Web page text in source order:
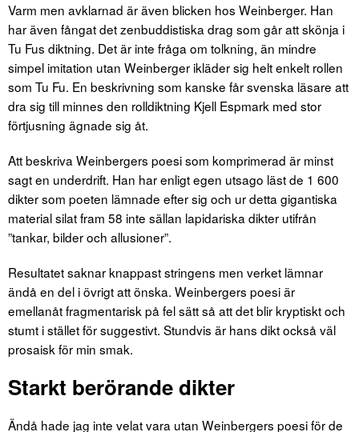
Varm men avklarnad är även blicken hos Weinberger. Han
har även fångat det zenbuddistiska drag som går att skönja i
Tu Fus diktning. Det är inte fråga om tolkning, än mindre
simpel imitation utan Weinberger ikläder sig helt enkelt rollen
som Tu Fu. En beskrivning som kanske får svenska läsare att
dra sig till minnes den rolldiktning Kjell Espmark med stor
förtjusning ägnade sig åt.
Att beskriva Weinbergers poesi som komprimerad är minst
sagt en underdrift. Han har enligt egen utsago läst de 1 600
dikter som poeten lämnade efter sig och ur detta gigantiska
material silat fram 58 inte sällan lapidariska dikter utifrån
”tankar, bilder och allusioner”.
Resultatet saknar knappast stringens men verket lämnar
ändå en del i övrigt att önska. Weinbergers poesi är
emellanåt fragmentarisk på fel sätt så att det blir kryptiskt och
stumt i stället för suggestivt. Stundvis är hans dikt också väl
prosaisk för min smak.
Starkt berörande dikter
Ändå hade jag inte velat vara utan Weinbergers poesi för de